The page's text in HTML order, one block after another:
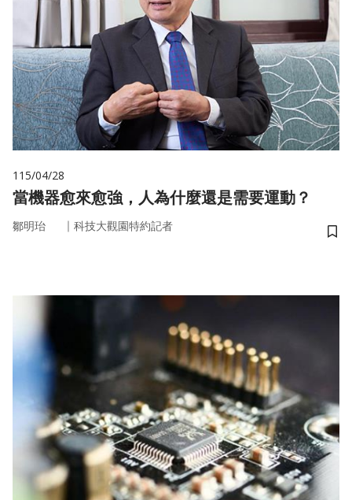
115/04/28
當機器愈來愈強，人為什麼還是需要運動？
鄒明珆 ｜ 科技大觀園特約記者
儲